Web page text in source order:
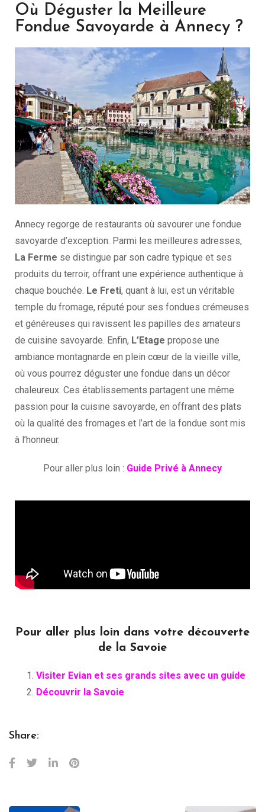
Où Déguster la Meilleure
Fondue Savoyarde à Annecy ?
Annecy regorge de restaurants où savourer une fondue
savoyarde d’exception. Parmi les meilleures adresses,
La Ferme se distingue par son cadre typique et ses
produits du terroir, offrant une expérience authentique à
chaque bouchée. Le Freti, quant à lui, est un véritable
temple du fromage, réputé pour ses fondues crémeuses
et généreuses qui ravissent les papilles des amateurs
de cuisine savoyarde. Enfin, L’Etage propose une
ambiance montagnarde en plein cœur de la vieille ville,
où vous pourrez déguster une fondue dans un décor
chaleureux. Ces établissements partagent une même
passion pour la cuisine savoyarde, en offrant des plats
où la qualité des fromages et l’art de la fondue sont mis
à l’honneur.
Pour aller plus loin : Guide Privé à Annecy
Pour aller plus loin dans votre découverte
de la Savoie
Visiter Evian et ses grands sites avec un guide
Découvrir la Savoie
Share: